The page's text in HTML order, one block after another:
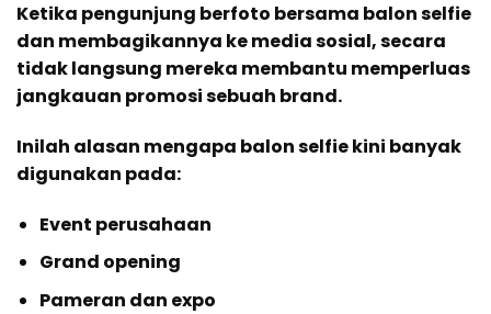
Ketika pengunjung berfoto bersama balon selfie
dan membagikannya ke media sosial, secara
tidak langsung mereka membantu memperluas
jangkauan promosi sebuah brand.
Inilah alasan mengapa balon selfie kini banyak
digunakan pada:
Event perusahaan
Grand opening
Pameran dan expo